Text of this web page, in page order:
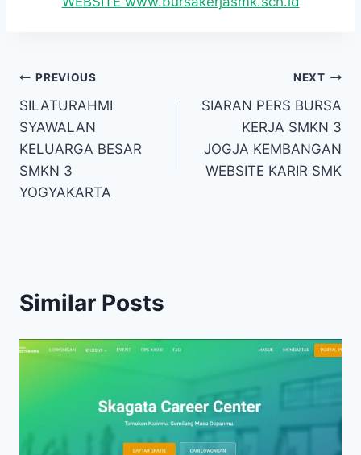
Navigasi
pos
PREVIOUS
SILATURAHMI
SYAWALAN
KELUARGA BESAR
SMKN 3
YOGYAKARTA
NEXT
SIARAN PERS BURSA
KERJA SMKN 3
JOGJA KEMBANGAN
WEBSITE KARIR SMK
Similar Posts